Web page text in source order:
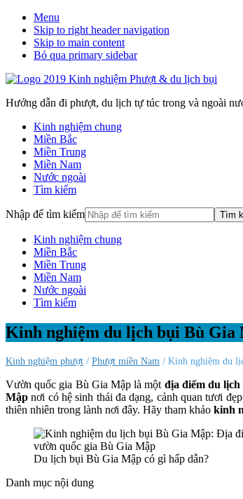
Menu
Skip to right header navigation
Skip to main content
Bỏ qua primary sidebar
Hướng dẫn đi phượt, du lịch tự túc trong và ngoài
Kinh nghiệm chung
Miền Bắc
Miền Trung
Miền Nam
Nước ngoài
Tìm kiếm
Nhập để tìm kiếm
Kinh nghiệm chung
Miền Bắc
Miền Trung
Miền Nam
Nước ngoài
Tìm kiếm
Kinh nghiệm du lịch bụi Bù
Kinh nghiệm phượt / Phượt miền Nam / Kinh nghiệm du
Vườn quốc gia Bù Gia Mập là một địa điểm du
Mập nơi có hệ sinh thái đa dạng, cảnh quan tươi
thiên nhiên trong lành nơi đây. Hãy tham khảo kinh
Du lịch bụi Bù Gia Mập có gì hấp dẫn?
Danh mục nội dung